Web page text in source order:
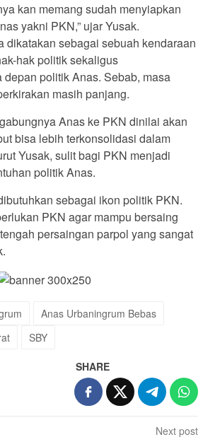
kan memang sudah menyiapkan
yakni PKN,” ujar Yusak.
dikatakan sebagai sebuah kendaraan
hak politik sekaligus
politik Anas. Sebab, masa
masih panjang.
Anas ke PKN dinilai akan
bisa lebih terkonsolidasi dalam
Yusak, sulit bagi PKN menjadi
politik Anas.
sebagai ikon politik PKN.
PKN agar mampu bersaing
persaingan parpol yang sangat
Anas Urbaningrum Bebas
SBY
SHARE
Next post